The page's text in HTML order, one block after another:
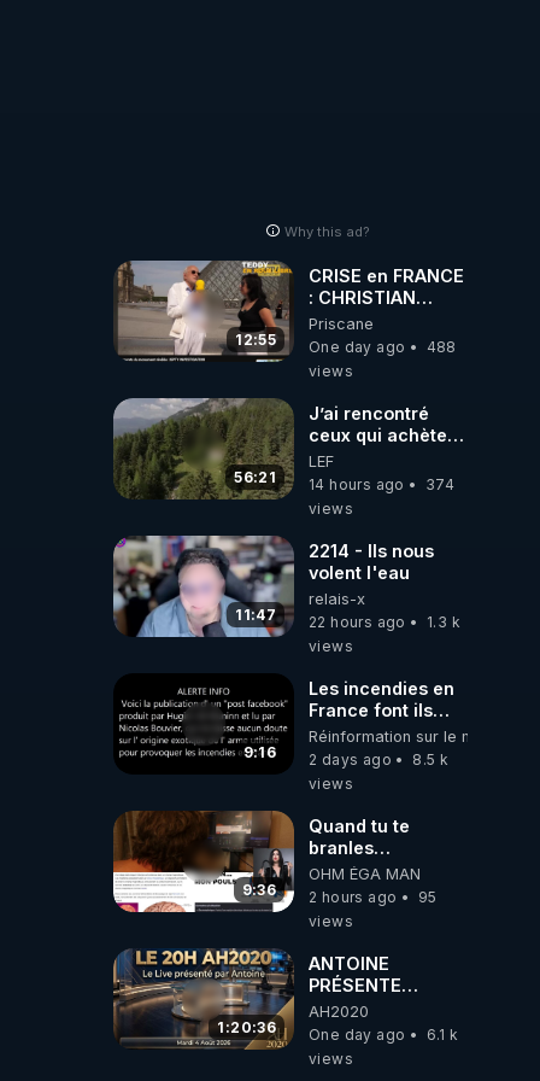
Why this ad?
12:55
CRISE en FRANCE
: CHRISTIAN
COTTEN FAIT une
étrange
découverte
Priscane
One day ago
488
views
56:21
J’ai rencontré
ceux qui achètent
des bunkers pour
survivre à la fin
du monde
LEF
14 hours ago
374
views
11:47
2214 - Ils nous
volent l'eau
relais-x
22 hours ago
1.3 k
views
9:16
Les incendies en
France font ils
partie d' un plan
qui aurait débuté
le 11 septembre
Réinformation sur le monde
2 days ago
8.5 k
views
9:36
Quand tu te
branles
bonhomme tu
émets des ondes
ils ont juste omis
OHM ÉGA MAN
2 hours ago
95
views
1:20:36
ANTOINE
PRÉSENTE
AH2020 LE LIVE
20H ***DU
04/08/2026***
AH2020
One day ago
6.1 k
views